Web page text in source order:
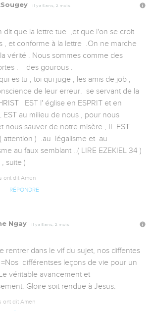
Il y a 5 ans, 2 mois
dit que la lettre tue  ,et que l'on se croit
, et conforme à la lettre  .On ne marche
vérité . Nous sommes comme des
.    des gourous .
es tu , toi qui juge , les amis de job ,
de leur erreur.  se servant de la
EST l' église en ESPRIT et en
EST au milieu de nous , pour nous
nous sauver de notre misère , IL EST
attention )  .au  légalisme et  au
au faux semblant ..( LIRE EZEKIEL 34 )
suite )
ont dit Amen
RÉPONDRE
Ngay Il y a 5 ans, 2 mois
rentrer dans le vif du sujet, nos diffentes
=Nos  différentses leçons de vie pour un
véritable avancement et
Gloire soit rendue à Jesus.
ont dit Amen